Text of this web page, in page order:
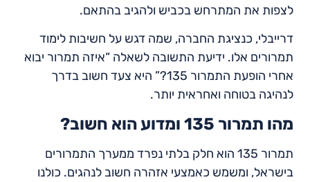
לצפות את המתרחש בכביש ולהגיב בהתאם.
דרייבלי, כנציגת החברה, שמה דגש על חשיבות לימוד
תמרורים אלו. ידיעת התשובה לשאלה “איזה תמרור יבוא
אחרי הופעת התמרור 135?” היא צעד חשוב בדרך
לנהיגה בטוחה ואחראית יותר.
מהו תמרור 135 ומדוע הוא חשוב?
תמרור 135 הוא חלק בלתי נפרד ממערך התמרורים
בישראל, ומשמש כאמצעי אזהרה חשוב לנהגים. כולנו